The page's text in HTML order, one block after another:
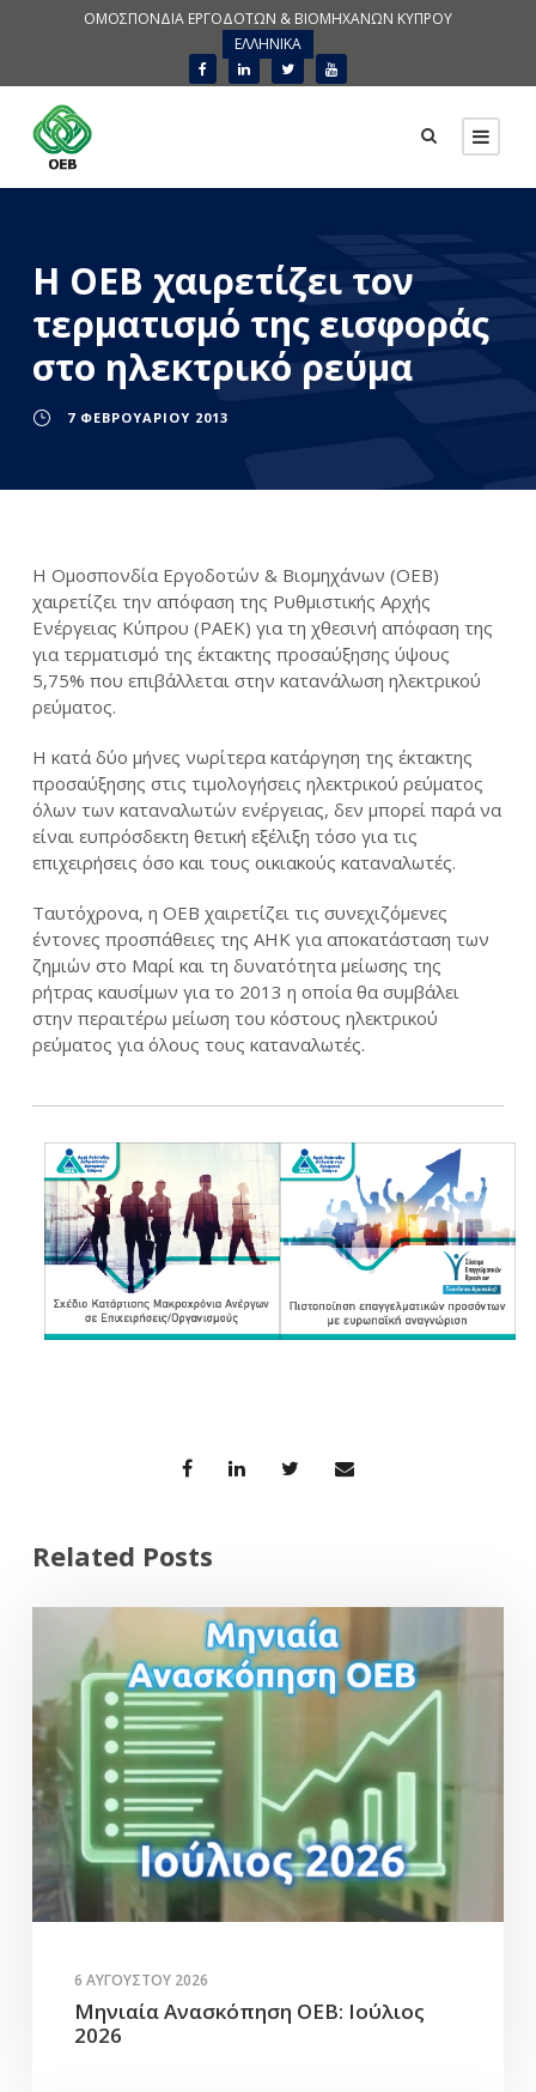
ΟΜΟΣΠΟΝΔΙΑ ΕΡΓΟΔΟΤΩΝ & ΒΙΟΜΗΧΑΝΩΝ ΚΥΠΡΟΥ
ΕΛΛΗΝΙΚΑ
Η ΟΕΒ χαιρετίζει τον
τερματισμό της εισφοράς
στο ηλεκτρικό ρεύμα
7 ΦΕΒΡΟΥΑΡΊΟΥ 2013
Η Ομοσπονδία Εργοδοτών & Βιομηχάνων (ΟΕΒ)
χαιρετίζει την απόφαση της Ρυθμιστικής Αρχής
Ενέργειας Κύπρου (ΡΑΕΚ) για τη χθεσινή απόφαση της
για τερματισμό της έκτακτης προσαύξησης ύψους
5,75% που επιβάλλεται στην κατανάλωση ηλεκτρικού
ρεύματος.
Η κατά δύο μήνες νωρίτερα κατάργηση της έκτακτης
προσαύξησης στις τιμολογήσεις ηλεκτρικού ρεύματος
όλων των καταναλωτών ενέργειας, δεν μπορεί παρά να
είναι ευπρόσδεκτη θετική εξέλιξη τόσο για τις
επιχειρήσεις όσο και τους οικιακούς καταναλωτές.
Ταυτόχρονα, η ΟΕΒ χαιρετίζει τις συνεχιζόμενες
έντονες προσπάθειες της ΑΗΚ για αποκατάσταση των
ζημιών στο Μαρί και τη δυνατότητα μείωσης της
ρήτρας καυσίμων για το 2013 η οποία θα συμβάλει
στην περαιτέρω μείωση του κόστους ηλεκτρικού
ρεύματος για όλους τους καταναλωτές.
Related Posts
6 ΑΥΓΟΎΣΤΟΥ 2026
Μηνιαία Ανασκόπηση ΟΕΒ: Ιούλιος
2026